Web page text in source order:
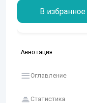
В избранное
Аннотация
Оглавление
Статистика